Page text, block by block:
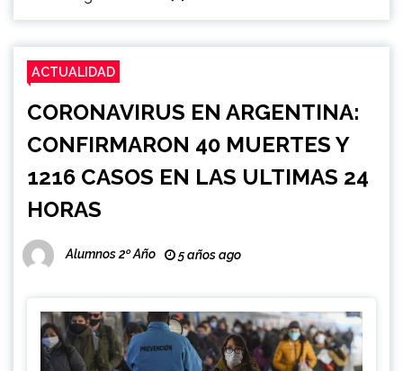
ACTUALIDAD
CORONAVIRUS EN ARGENTINA:
CONFIRMARON 40 MUERTES Y
1216 CASOS EN LAS ULTIMAS 24
HORAS
Alumnos 2º Año 5 años ago